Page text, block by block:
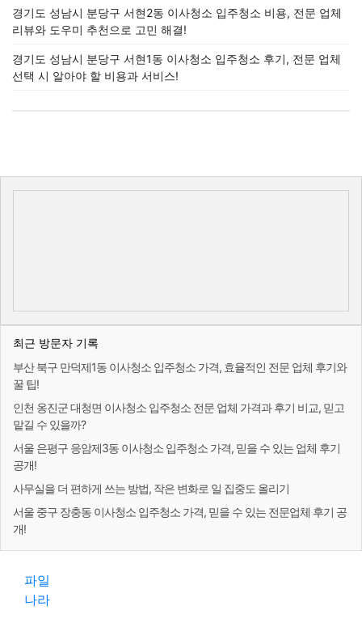
경기도 성남시 분당구 서현2동 이사청소 입주청소 비용, 전문 업체
리뷰와 도우미 추천으로 고민 해결!
경기도 성남시 분당구 서현1동 이사청소 입주청소 후기, 전문 업체
선택 시 알아야 할 비용과 서비스!
최근 방문자 기록
부산 북구 만덕제1동 이사청소 입주청소 가격, 효율적인 전문 업체 후기와
꿀 팁!
인천 옹진군 대청면 이사청소 입주청소 전문 업체 가격과 후기 비교, 믿고
맡길 수 있을까?
서울 은평구 응암제3동 이사청소 입주청소 가격, 믿을 수 있는 업체 후기
공개!
사무실을 더 편하게 쓰는 방법, 작은 변화로 일 집중도 올리기
서울 중구 장충동 이사청소 입주청소 가격, 믿을 수 있는 전문업체 후기 공
개!
파일
나라